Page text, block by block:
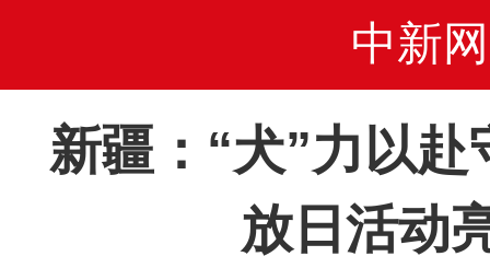
中新网
新疆：“犬”力以
放日活动